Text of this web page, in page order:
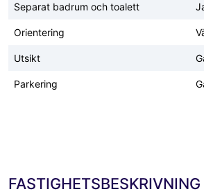
Separat badrum och toalett
Orientering
Utsikt
Parkering
FASTIGHETSBESKRIVNING